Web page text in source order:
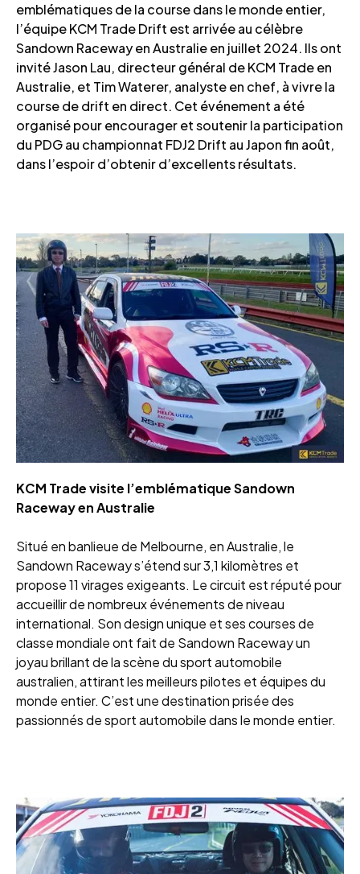
emblématiques de la course dans le monde entier,
l’équipe KCM Trade Drift est arrivée au célèbre
Sandown Raceway en Australie en juillet 2024. Ils ont
invité Jason Lau, directeur général de KCM Trade en
Australie, et Tim Waterer, analyste en chef, à vivre la
course de drift en direct. Cet événement a été
organisé pour encourager et soutenir la participation
du PDG au championnat FDJ2 Drift au Japon fin août,
dans l’espoir d’obtenir d’excellents résultats.
KCM Trade visite l’emblématique Sandown
Raceway en Australie
Situé en banlieue de Melbourne, en Australie, le
Sandown Raceway s’étend sur 3,1 kilomètres et
propose 11 virages exigeants. Le circuit est réputé pour
accueillir de nombreux événements de niveau
international. Son design unique et ses courses de
classe mondiale ont fait de Sandown Raceway un
joyau brillant de la scène du sport automobile
australien, attirant les meilleurs pilotes et équipes du
monde entier. C’est une destination prisée des
passionnés de sport automobile dans le monde entier.